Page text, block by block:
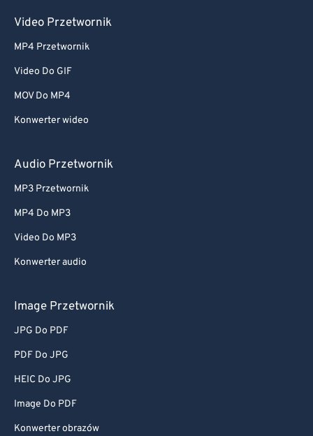
Video Przetwornik
MP4 Przetwornik
Video Do GIF
MOV Do MP4
Konwerter wideo
Audio Przetwornik
MP3 Przetwornik
MP4 Do MP3
Video Do MP3
Konwerter audio
Image Przetwornik
JPG Do PDF
PDF Do JPG
HEIC Do JPG
Image Do PDF
Konwerter obrazów